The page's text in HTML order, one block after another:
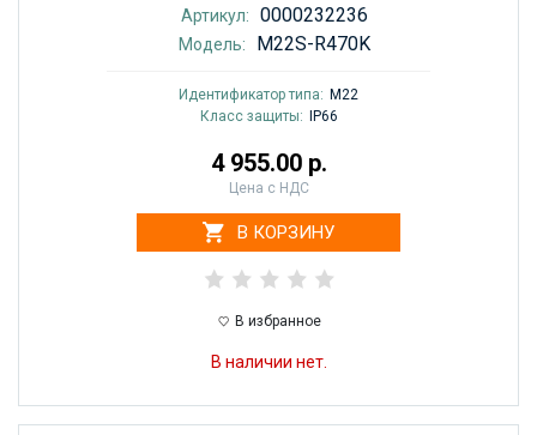
Артикул: 0000232236
Модель: M22S-R470K
Идентификатор типа: M22
Класс защиты:
IP66
4 955.00 р.
Цена с НДС
В КОРЗИНУ
В избранное
В наличии нет.